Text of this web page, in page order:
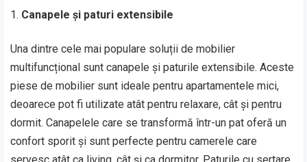
Canapele și paturi extensibile
Una dintre cele mai populare soluții de mobilier
multifuncțional sunt canapele și paturile extensibile. Aceste
piese de mobilier sunt ideale pentru apartamentele mici,
deoarece pot fi utilizate atât pentru relaxare, cât și pentru
dormit. Canapelele care se transformă într-un pat oferă un
confort sporit și sunt perfecte pentru camerele care
servesc atât ca living, cât și ca dormitor. Paturile cu sertare